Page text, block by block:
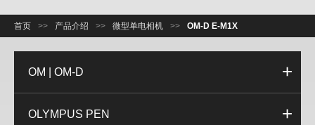
首页 >> 产品介绍 >> 微型单电相机 >> OM-D E-M1X
OM | OM-D
OLYMPUS PEN